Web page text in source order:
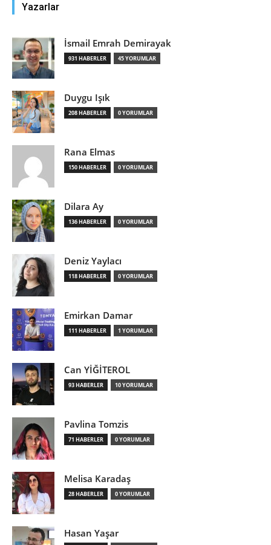
Yazarlar
İsmail Emrah Demirayak
931 HABERLER 45 YORUMLAR
Duygu Işık
208 HABERLER 0 YORUMLAR
Rana Elmas
150 HABERLER 0 YORUMLAR
Dilara Ay
136 HABERLER 0 YORUMLAR
Deniz Yaylacı
118 HABERLER 0 YORUMLAR
Emirkan Damar
111 HABERLER 1 YORUMLAR
Can YİĞİTEROL
93 HABERLER 10 YORUMLAR
Pavlina Tomzis
71 HABERLER 0 YORUMLAR
Melisa Karadaş
28 HABERLER 0 YORUMLAR
Hasan Yaşar